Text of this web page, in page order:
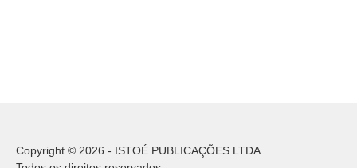
Copyright © 2026 - ISTOÉ PUBLICAÇÕES LTDA